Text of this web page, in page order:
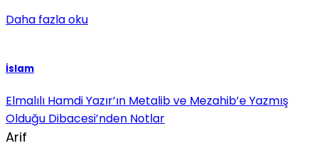
Daha fazla oku
İslam
Elmalılı Hamdi Yazır’ın Metalib ve Mezahib’e Yazmış
Olduğu Dibacesi’nden Notlar
Arif